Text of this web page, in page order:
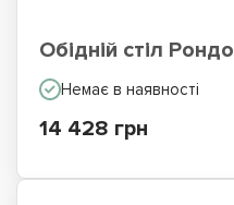
Обідній стіл Рондо
Немає в наявності
14 428 грн